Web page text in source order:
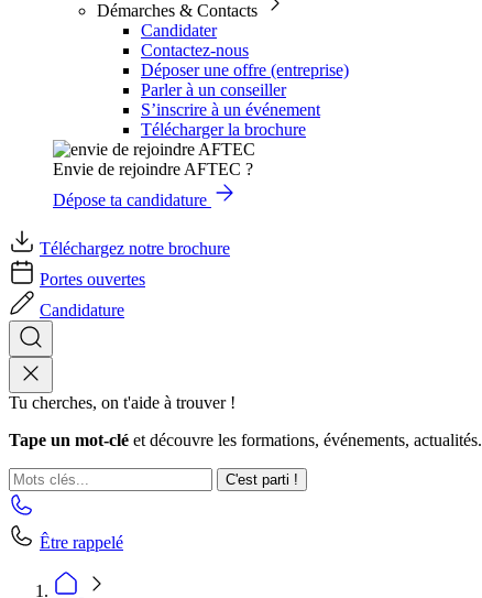
Démarches & Contacts
Candidater
Contactez-nous
Déposer une offre (entreprise)
Parler à un conseiller
S’inscrire à un événement
Télécharger la brochure
Envie de rejoindre AFTEC ?
Dépose ta candidature
Téléchargez notre brochure
Portes ouvertes
Candidature
Tu cherches, on t'aide à trouver !
Tape un mot-clé et découvre les formations, événements,
C'est parti !
Être rappelé